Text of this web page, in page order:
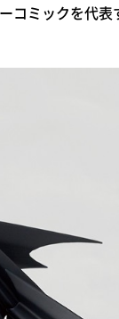
コミックを代